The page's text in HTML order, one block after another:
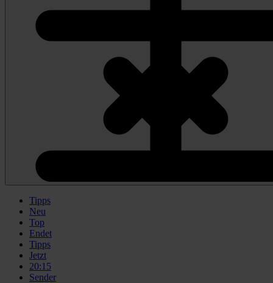
Tipps
Neu
Top
Endet
Tipps
Jetzt
20:15
Sender